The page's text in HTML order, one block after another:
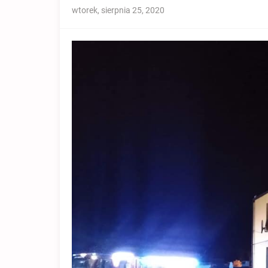
wtorek, sierpnia 25, 2020